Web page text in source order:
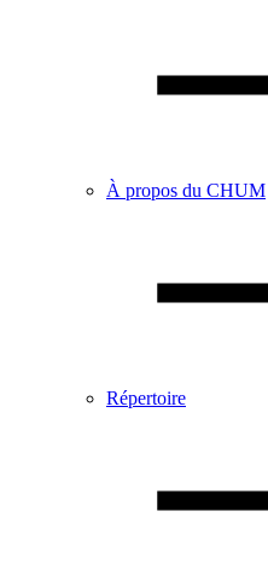
À propos du CHUM
Répertoire